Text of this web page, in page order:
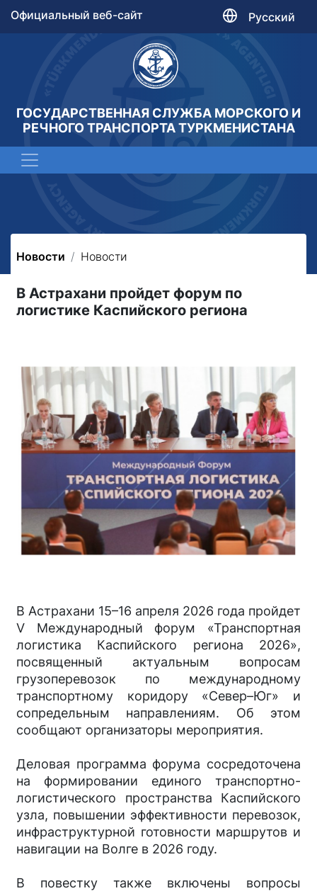
Официальный веб-сайт Русский
ГОСУДАРСТВЕННАЯ СЛУЖБА МОРСКОГО И
РЕЧНОГО ТРАНСПОРТА ТУРКМЕНИСТАНА
Новости Новости
В Астрахани пройдет форум по
логистике Каспийского региона
В Астрахани 15–16 апреля 2026 года пройдет
V Международный форум «Транспортная
логистика Каспийского региона 2026»,
посвященный актуальным вопросам
грузоперевозок по международному
транспортному коридору «Север–Юг» и
сопредельным направлениям. Об этом
сообщают организаторы мероприятия.
Деловая программа форума сосредоточена
на формировании единого транспортно-
логистического пространства Каспийского
узла, повышении эффективности перевозок,
инфраструктурной готовности маршрутов и
навигации на Волге в 2026 году.
В повестку также включены вопросы